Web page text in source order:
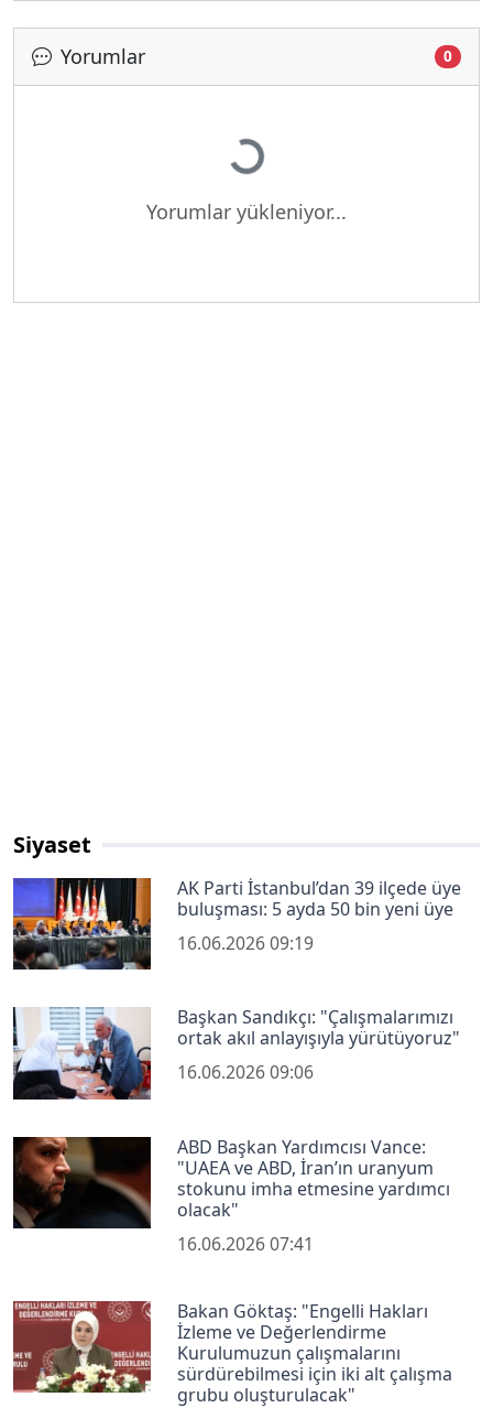
Yorumlar 0
Yükleniyor...
Yorumlar yükleniyor...
Siyaset
AK Parti İstanbul’dan 39 ilçede üye
buluşması: 5 ayda 50 bin yeni üye
16.06.2026 09:19
Başkan Sandıkçı: "Çalışmalarımızı
ortak akıl anlayışıyla yürütüyoruz"
16.06.2026 09:06
ABD Başkan Yardımcısı Vance:
"UAEA ve ABD, İran’ın uranyum
stokunu imha etmesine yardımcı
olacak"
16.06.2026 07:41
Bakan Göktaş: "Engelli Hakları
İzleme ve Değerlendirme
Kurulumuzun çalışmalarını
sürdürebilmesi için iki alt çalışma
grubu oluşturulacak"